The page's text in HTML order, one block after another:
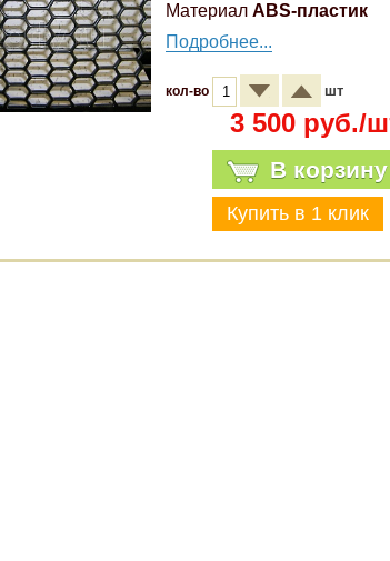
Материал ABS-пластик
Подробнее...
кол-во шт
3 500 руб./
В корзину